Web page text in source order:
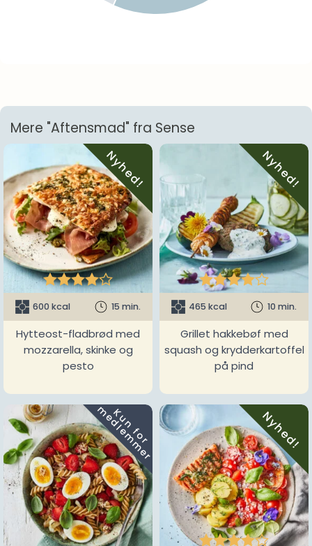
Mere "Aftensmad" fra Sense
Nyhed!

600 kcal 15 min.
Hytteost-fladbrød med
mozzarella, skinke og
pesto
Nyhed!

465 kcal 10 min.
Grillet hakkebøf med
squash og krydderkartoffel
på pind
K
u
n
f
o
r
m
e
d
l
e
m
m
e
r Nyhed!
